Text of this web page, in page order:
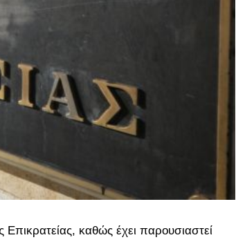
Επικρατείας, καθώς έχει παρουσιαστεί